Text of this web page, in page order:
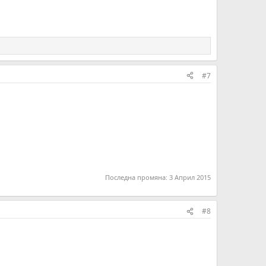
#7
Последна промяна: 3 Април 2015
#8